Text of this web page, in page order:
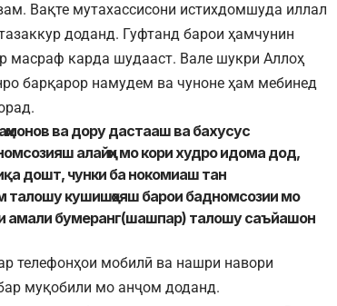
Вақте мутахассисони истихдомшуда иллал
доданд. Гуфтанд барои ҳамчунин
масраф карда шудааст. Вале шукри Аллоҳ
барқарор намудем ва чуноне ҳам мебинед
ва дору дастааш ва бахусус
алайҳи мо кори худро идома дод,
дошт, чунки ба нокомиаш тан
талошу кушишҳояш барои бадномсозии мо
амали бумеранг(шашпар) талошу саъйашон
телефонҳои мобилӣ ва нашри навори
муқобили мо анҷом доданд.